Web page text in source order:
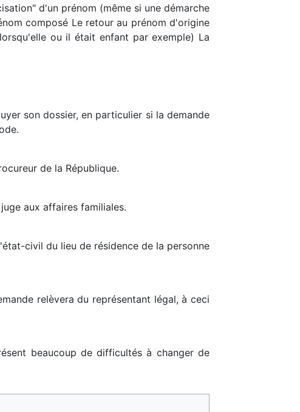
d'un prénom (même si une démarche
composé Le retour au prénom d'origine
ou il était enfant par exemple) La
son dossier, en particulier si la demande
de la République.
aux affaires familiales.
civil du lieu de résidence de la personne
relèvera du représentant légal, à ceci
beaucoup de difficultés à changer de